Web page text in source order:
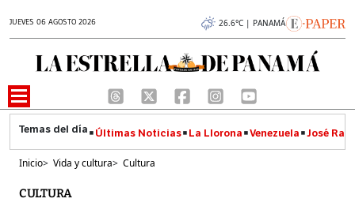
JUEVES 06 AGOSTO 2026 26.6°C | PANAMÁ
Últimas Noticias La Llorona Venezuela José
Inicio> Vida y cultura> Cultura
CULTURA